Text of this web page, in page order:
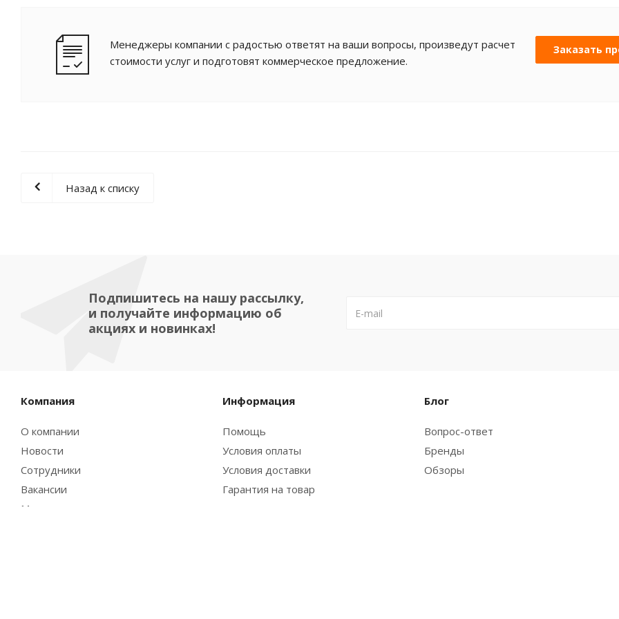
Менеджеры компании с радостью ответят на ваши вопросы, произведут расчет
стоимости услуг и подготовят коммерческое предложение.
Заказать
Назад к списку
Подпишитесь на нашу рассылку,
и получайте информацию об
акциях и новинках!
Компания
О компании
Новости
Сотрудники
Вакансии
Магазины
Информация
Помощь
Условия оплаты
Условия доставки
Гарантия на товар
Блог
Вопрос-ответ
Бренды
Обзоры